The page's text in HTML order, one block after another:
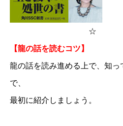
☆
【龍の話を読むコツ】
龍の話を読み進める上で、知
で、
最初に紹介しましょう。